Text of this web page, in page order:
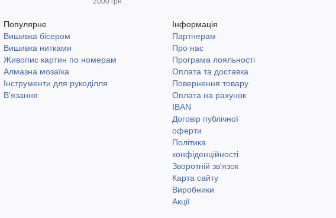
Популярне
Вишивка бісером
Вишивка нитками
Живопис картин по номерам
Алмазна мозаїка
Інструменти для рукоділля
В'язання
Інформація
Партнерам
Про нас
Програма лояльності
Оплата та доставка
Повернення товару
Оплата на рахунок
IBAN
Договір публічної
оферти
Політика
конфіденційності
Зворотній зв'язок
Карта сайту
Виробники
Акції